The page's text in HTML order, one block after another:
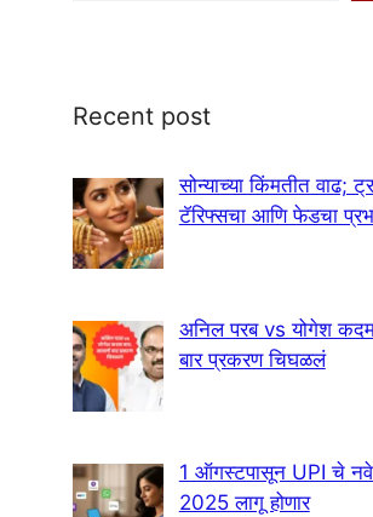
Recent post
सोन्याच्या किंमतीत वाढ;
टॅरिफ्सचा आणि फेडचा
अनिल परब vs योगेश कदम
बार प्रकरण चिघळलं
1 ऑगस्टपासून UPI चे नवे
2025 लागू होणार